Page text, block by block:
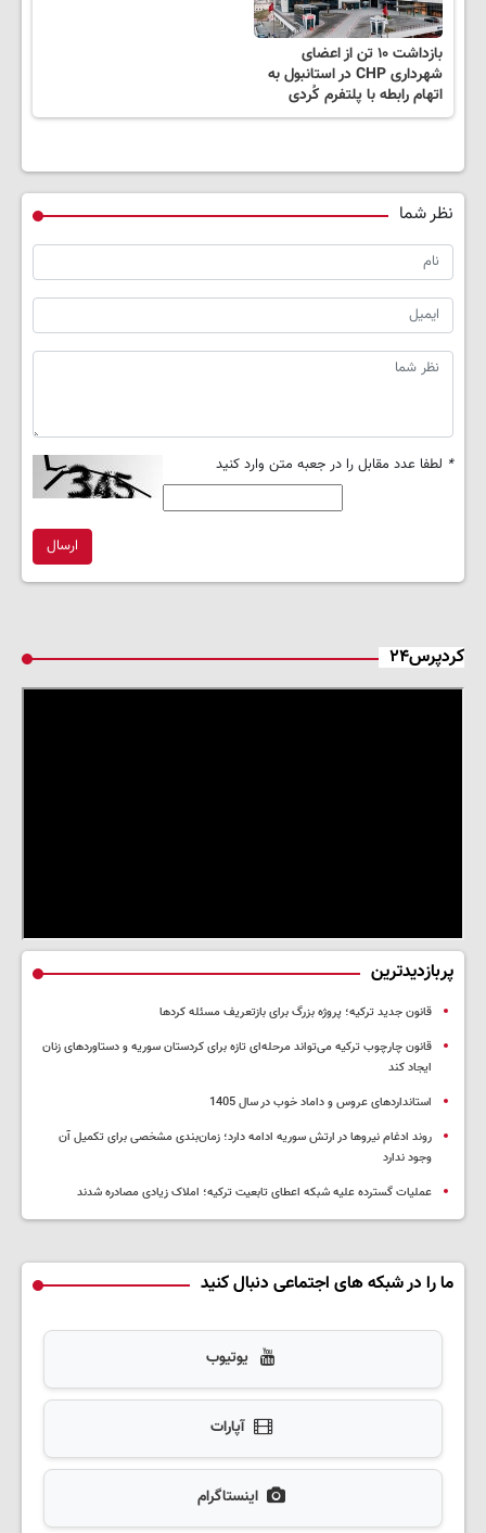
بازداشت ۱۰ تن از اعضای
شهرداری CHP در استانبول به
اتهام رابطه با پلتفرم کُردی
نظر شما
* لطفا عدد مقابل را در جعبه متن وارد کنید
ارسال
کردپرس۲۴
پربازدیدترین
قانون جدید ترکیه؛ پروژه بزرگ‌ برای بازتعریف مسئله کردها
قانون چارچوب ترکیه می‌تواند مرحله‌ای تازه برای کردستان سوریه و دستاوردهای زنان
ایجاد کند
استانداردهای عروس و داماد خوب در سال 1405
روند ادغام نیروها در ارتش سوریه ادامه دارد؛ زمان‌بندی مشخصی برای تکمیل آن
وجود ندارد
عملیات گسترده علیه شبکه اعطای تابعیت ترکیه؛ املاک زیادی مصادره شدند
ما را در شبکه های اجتماعی دنبال کنید
یوتیوب
آپارات
اینستاگرام